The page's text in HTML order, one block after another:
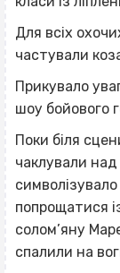
Для всіх
частували
Прикувало
шоу бойового
Поки біля
чаклували
попрощатися
солом’яну
спалили на